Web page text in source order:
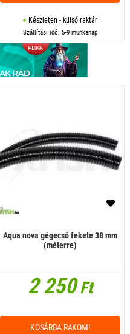
Készleten - külső raktár
Szállítási idő: 5-9 munkanap
Aqua nova gégecső fekete 38 mm
(méterre)
2 250Ft
KOSÁRBA RAKOM!